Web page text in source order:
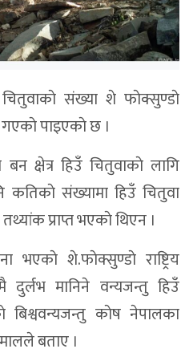
संख्या शे फाेक्सुण्डाे
गएकाे पाइएकाे छ ।
बन क्षेत्र हिउँ चितुवाकाे लागि
कतिकाे संख्यामा हिउँ चितुवा
प्राप्त भएकाे थिएन ।
भएकाे शे.फाेक्सुण्डाे राष्ट्रिय
दुर्लभ मानिने वन्यजन्तु हिउँ
काेष नेपालका
बताए ।